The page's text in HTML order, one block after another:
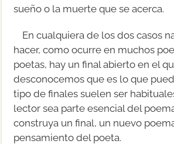
sueño o la muerte que se acerca.
En cualquiera de los dos casos
hacer, como ocurre en muchos
poetas, hay un final abierto en el
desconocemos que es lo que
tipo de finales suelen ser
lector sea parte esencial del
construya un final, un nuevo
pensamiento del poeta.